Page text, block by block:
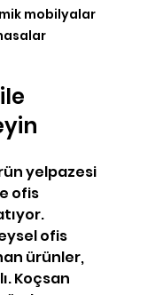
mobilyalar
yelpazesi
ofis
ofis
ürünler,
Koçsan